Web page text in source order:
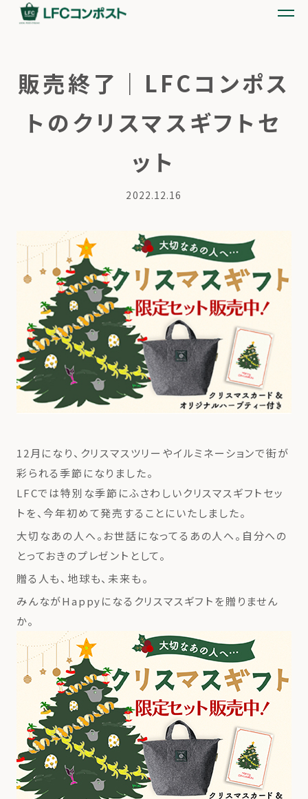
販売終了｜LFCコンポス
トのクリスマスギフトセ
ット
2022.12.16
12月になり、クリスマスツリーやイルミネーションで街が
彩られる季節になりました。
LFCでは特別な季節にふさわしいクリスマスギフトセッ
トを、今年初めて発売することにいたしました。
大切なあの人へ。お世話になってるあの人へ。自分への
とっておきのプレゼントとして。
贈る人も、地球も、未来も。
みんながHappyになるクリスマスギフトを贈りません
か。